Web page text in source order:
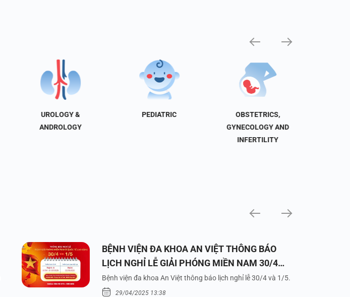
UROLOGY &
ANDROLOGY
PEDIATRIC
OBSTETRICS,
GYNECOLOGY AND
INFERTILITY
BỆNH VIỆN ĐA KHOA AN VIỆT THÔNG BÁO
LỊCH NGHỈ LỄ GIẢI PHÓNG MIỀN NAM 30/4
VÀ QUỐC TẾ LAO ĐỘNG 1/5/2025
Bệnh viện đa khoa An Việt thông báo lịch nghỉ lễ 30/4 và 1/5.
29/04/2025 13:38